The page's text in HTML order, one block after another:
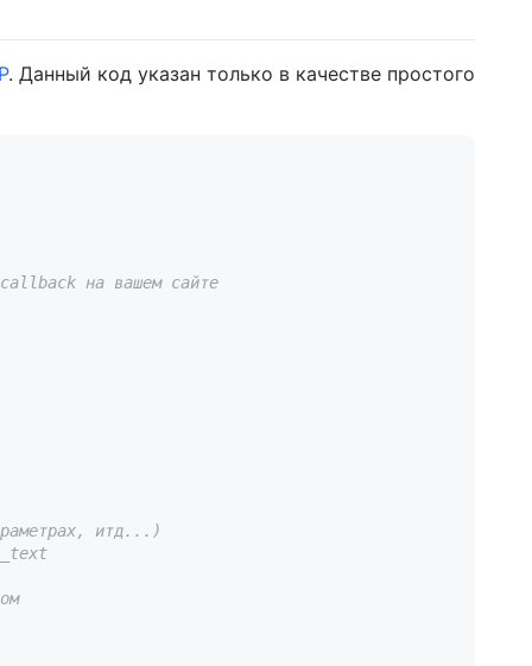
. Данный код указан только в качестве простого
на вашем сайте
итд...)